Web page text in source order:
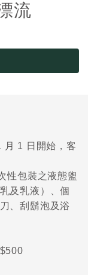
流
月 1 日開始，客
性包裝之液態盥
及乳液）、個
、刮鬍泡及浴